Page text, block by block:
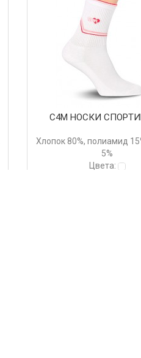
С4М НОСКИ
Хлопок 80%, полиамид
5%
Цвета: